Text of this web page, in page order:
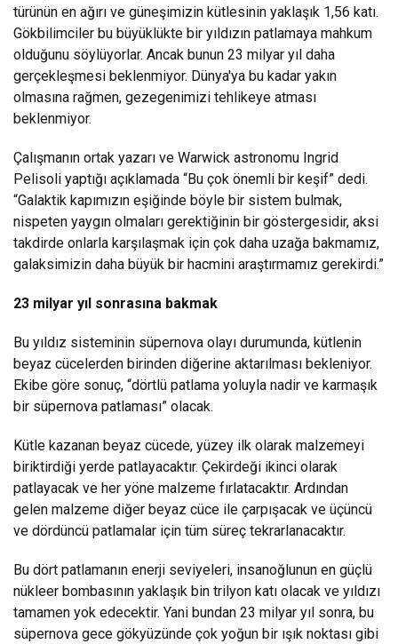
türünün en ağırı ve güneşimizin kütlesinin yaklaşık 1,56 katı.
Gökbilimciler bu büyüklükte bir yıldızın patlamaya mahkum
olduğunu söylüyorlar. Ancak bunun 23 milyar yıl daha
gerçekleşmesi beklenmiyor. Dünya'ya bu kadar yakın
olmasına rağmen, gezegenimizi tehlikeye atması
beklenmiyor.
Çalışmanın ortak yazarı ve Warwick astronomu Ingrid
Pelisoli yaptığı açıklamada “Bu çok önemli bir keşif” dedi.
“Galaktik kapımızın eşiğinde böyle bir sistem bulmak,
nispeten yaygın olmaları gerektiğinin bir göstergesidir, aksi
takdirde onlarla karşılaşmak için çok daha uzağa bakmamız,
galaksimizin daha büyük bir hacmini araştırmamız gerekirdi.”
23 milyar yıl sonrasına bakmak
Bu yıldız sisteminin süpernova olayı durumunda, kütlenin
beyaz cücelerden birinden diğerine aktarılması bekleniyor.
Ekibe göre sonuç, “dörtlü patlama yoluyla nadir ve karmaşık
bir süpernova patlaması” olacak.
Kütle kazanan beyaz cücede, yüzey ilk olarak malzemeyi
biriktirdiği yerde patlayacaktır. Çekirdeği ikinci olarak
patlayacak ve her yöne malzeme fırlatacaktır. Ardından
gelen malzeme diğer beyaz cüce ile çarpışacak ve üçüncü
ve dördüncü patlamalar için tüm süreç tekrarlanacaktır.
Bu dört patlamanın enerji seviyeleri, insanoğlunun en güçlü
nükleer bombasının yaklaşık bin trilyon katı olacak ve yıldızı
tamamen yok edecektir. Yani bundan 23 milyar yıl sonra, bu
süpernova gece gökyüzünde çok yoğun bir ışık noktası gibi